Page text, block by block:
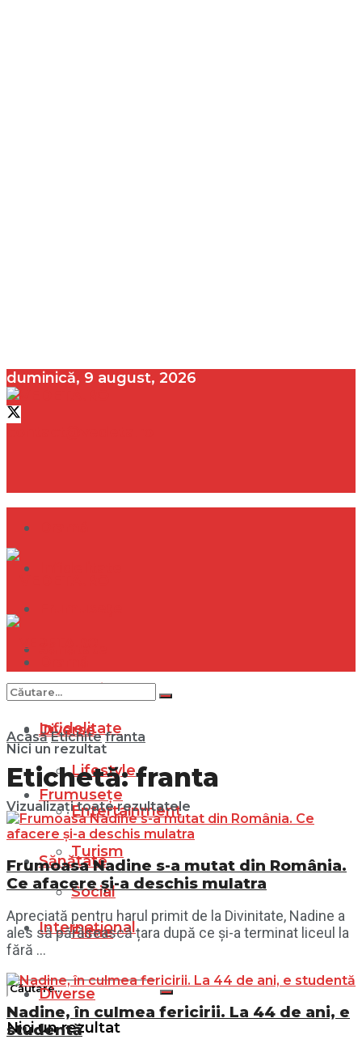
duminică, 9 august, 2026
Internațional
Diverse
Lifestyle
Entertainment
Turism
Social
Filme
Nici un rezultat
Infidelitate
Frumusețe
Sănătate
Internațional
Diverse
Nici un rezultat
Vizualizați toate rezultatele
Acasă Etichite franta
Etichetă:franta
Frumoasa Nadine s-a mutat din România.
Ce afacere și-a deschis mulatra
Apreciată pentru harul primit de la Divinitate, Nadine a
ales să părăsească țara după ce și-a terminat liceul la
fără ...
Nadine, în culmea fericirii. La 44 de ani, e
studentă